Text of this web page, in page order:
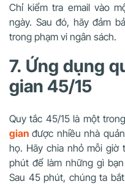
Chỉ kiểm tra email vào
ngày. Sau đó, hãy đảm
trong phạm vi ngân sách.
7. Ứng dụng
gian 45/15
Quy tắc 45/15 là một
gian được nhiều nhà
họ. Hãy chia nhỏ mỗi giờ
phút để làm những gì
Sau 45 phút, chúng ta